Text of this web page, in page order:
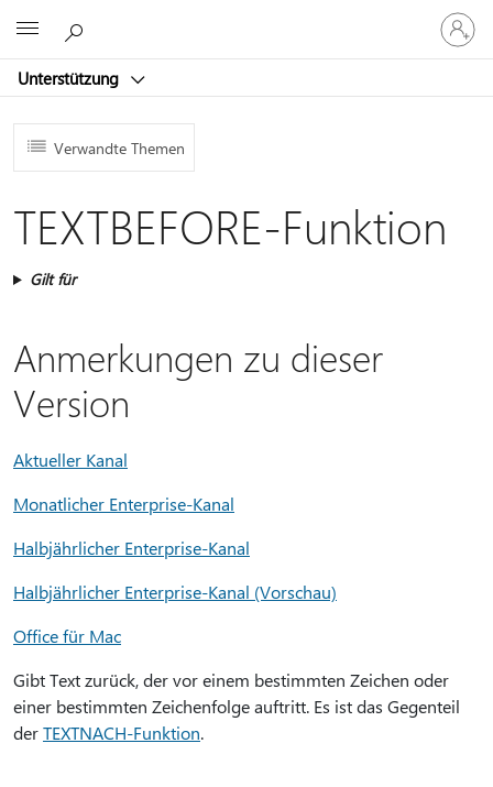
Unterstützung
Bei
Ihrem
Konto
Verwandte Themen
TEXTBEFORE-Funktion
Gilt für
Anmerkungen zu dieser
Version
Aktueller Kanal
Monatlicher Enterprise-Kanal
Halbjährlicher Enterprise-Kanal
Halbjährlicher Enterprise-Kanal (Vorschau)
Office für Mac
Gibt Text zurück, der vor einem bestimmten Zeichen oder
einer bestimmten Zeichenfolge auftritt. Es ist das Gegenteil
derTEXTNACH-Funktion.